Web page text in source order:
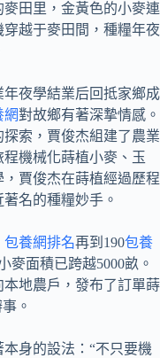
田里，金黃色的小麥連
越于麥田間，種糧年夜
年夜學結業后回抵家鄉成
網對故鄉有著深摯情感。
索，賈俊杰組建了農業
機械化蒔植小麥、玉
賈俊杰在蒔植經過歷程
名的種糧妙手。
包養網排名再到190包養
面積已跨越5000畝。
地農戶，發布了訂單蒔
。
身的設法：“不只要機